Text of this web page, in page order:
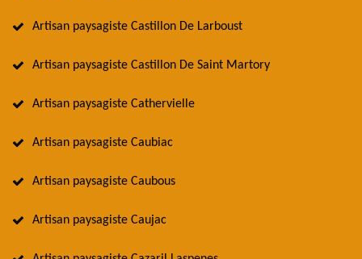
Artisan paysagiste Castillon De Larboust
Artisan paysagiste Castillon De Saint Martory
Artisan paysagiste Cathervielle
Artisan paysagiste Caubiac
Artisan paysagiste Caubous
Artisan paysagiste Caujac